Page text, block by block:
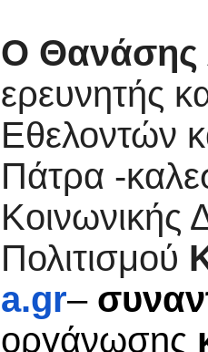
Ο Θανάσης
ερευνητής
Εθελοντών
Πάτρα -
Κοινωνικής
Πολιτισμού
a.gr–
οργάνωσης